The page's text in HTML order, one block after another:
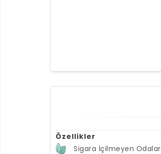
Özellikler
Sigara İçilmeyen Odalar